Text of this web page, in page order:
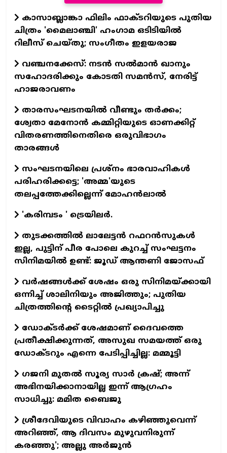
കാസാബ്ലാങ്കാ ഫിലിം ഫാക്ടറിയുടെ പുതിയ
ചിത്രം 'മൈലാഞ്ചി' ഹംഗാമ ഒടിടിയില്‍
റിലീസ് ചെയ്തു; സംഗീതം ഇളയരാജ
വഞ്ചനക്കേസ്: നടന്‍ സല്‍മാന്‍ ഖാനും
സഹോദരിക്കും കോടതി സമന്‍സ്, നേരിട്ട്
ഹാജരാവണം
താരസംഘടനയില്‍ വീണ്ടും തര്‍ക്കം;
ശ്വേതാ മേനോന്‍ കമ്മിറ്റിയുടെ ഓണക്കിറ്റ്
വിതരണത്തിനെതിരെ ഒരുവിഭാഗം
താരങ്ങള്‍
സംഘടനയിലെ പ്രശ്നം ഭാരവാഹികൾ
പരിഹരിക്കട്ടെ; 'അമ്മ'യുടെ
തലപ്പത്തേക്കില്ലെന്ന് മോഹൻലാൽ
'കരിമ്പടം ' ട്രെയിലര്‍.
തുടക്കത്തില്‍ ലാലേട്ടന്‍ റഫറന്‍സുകള്‍
ഇല്ല, പുട്ടിന് പീര പോലെ കുറച്ച് സംഘട്ടനം
സിനിമയില്‍ ഉണ്ട്: ജൂഡ് ആന്തണി ജോസഫ്
വര്‍ഷങ്ങള്‍ക്ക് ശേഷം ഒരു സിനിമയ്ക്കായി
ഒന്നിച്ച് ശാലിനിയും അജിത്തും; പുതിയ
ചിത്രത്തിന്റെ ടൈറ്റില്‍ പ്രഖ്യാപിച്ചു
ഡോക്ടര്‍ക്ക് ശേഷമാണ് ദൈവത്തെ
പ്രതീക്ഷിക്കുന്നത്, അസുഖ സമയത്ത് ഒരു
ഡോക്ടറും എന്നെ പേടിപ്പിച്ചില്ല: മമ്മൂട്ടി
ഗജനി മുതല്‍ സൂര്യ സാര്‍ ക്രഷ്; അന്ന്
അഭിനയിക്കാനായില്ല ഇന്ന് ആഗ്രഹം
സാധിച്ചു: മമിത ബൈജു
ശ്രീദേവിയുടെ വിവാഹം കഴിഞ്ഞുവെന്ന്
അറിഞ്ഞ്, ആ ദിവസം മുഴുവനിരുന്ന്
കരഞ്ഞു'; അല്ലു അര്‍ജുന്‍